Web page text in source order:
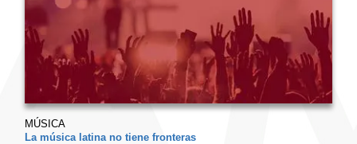
MÚSICA
La música latina no tiene fronteras